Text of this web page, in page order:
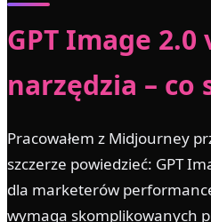
GPT Image
narzędzia – co
Pracowałem z Midjourney
szczerze powiedzieć: GPT
dla marketerów
wymaga skomplikowanych